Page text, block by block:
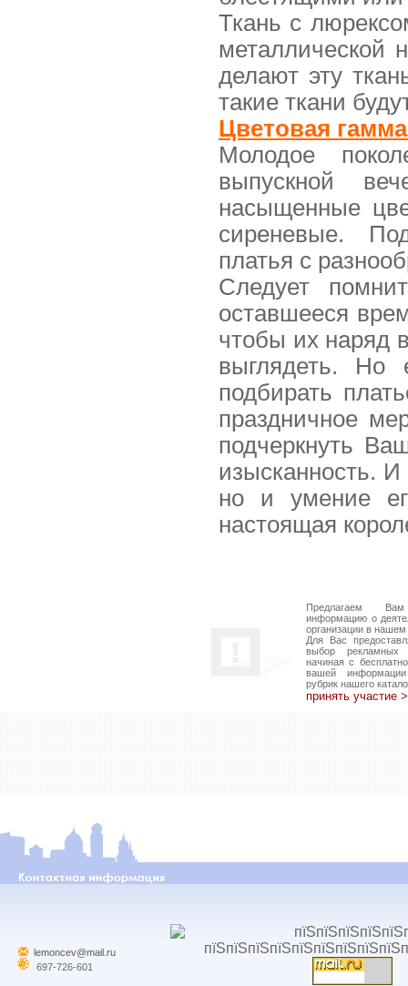
Ткань с
металлической
делают эту
такие ткани
Цветовая
Молодое
выпускной
насыщенные
сиреневые.
платья с
Следует
оставшееся
чтобы их наряд
выглядеть. Но
подбирать
праздничное
подчеркнуть
изысканность. И
но и умение
настоящая
Предлагаем Вам
информацию о
организации в нашем
Для Вас
выбор рекламных
начиная с
вашей
рубрик нашего
принять участие
lemoncev@mail.ru
697-726-601